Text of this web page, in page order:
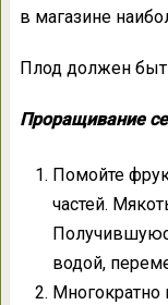
в магазине
Плод должен
Проращивание
Помойте
частей.
водой,
Многократно